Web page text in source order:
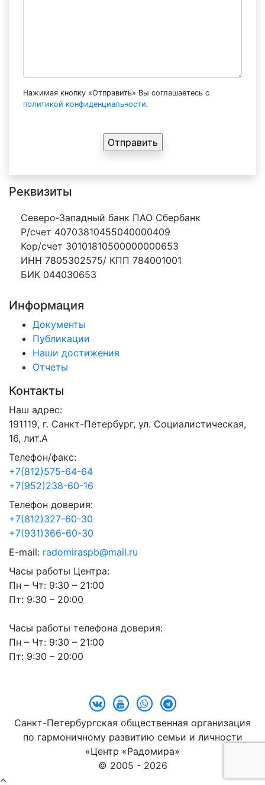
Нажимая кнопку «Отправить» Вы соглашаетесь с
политикой конфиденциальности.
Реквизиты
Северо-Западный банк ПАО Сбербанк
Р/счет 40703810455040000409
Кор/счет 30101810500000000653
ИНН 7805302575/ КПП 784001001
БИК 044030653
Информация
Документы
Публикации
Наши достижения
Отчеты
Контакты
Наш адрес:
191119, г. Санкт-Петербург, ул. Социалистическая,
16, лит.А
Телефон/факс:
+7(812)575-64-64
+7(952)238-60-16
Телефон доверия:
+7(812)327-60-30
+7(931)366-60-30
E-mail: radomiraspb@mail.ru
Часы работы Центра:
Пн – Чт: 9:30 – 21:00
Пт: 9:30 – 20:00
Часы работы телефона доверия:
Пн – Чт: 9:30 – 21:00
Пт: 9:30 – 20:00
Санкт-Петербургская общественная организация
по гармоничному развитию семьи и личности
«Центр «Радомира»
© 2005 - 2026